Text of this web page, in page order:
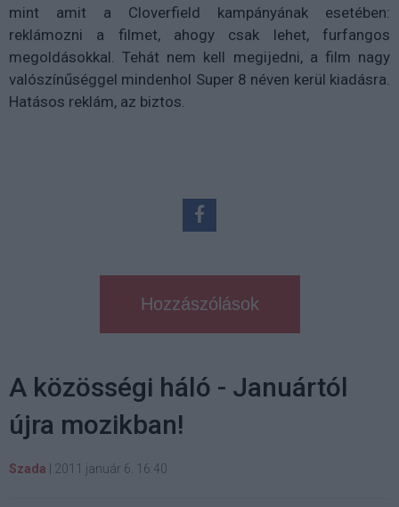
mint amit a Cloverfield kampányának esetében:
reklámozni a filmet, ahogy csak lehet, furfangos
megoldásokkal. Tehát nem kell megijedni, a film nagy
valószínűséggel mindenhol Super 8 néven kerül kiadásra.
Hatásos reklám, az biztos.
Hozzászólások
A közösségi háló - Januártól
újra mozikban!
Szada 2011 január 6. 16:40